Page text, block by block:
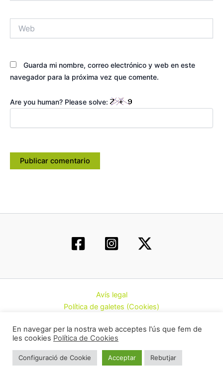
Guarda mi nombre, correo electrónico y web en este
navegador para la próxima vez que comente.
Are you human? Please solve:
Avís legal
Política de galetes (Cookies)
Contacte
Cannàbiques de Catalunya (CatFAC)
En navegar per la nostra web acceptes l'ús que fem de
les cookies Política de Cookies
Configuració de Cookie Acceptar Rebutjar